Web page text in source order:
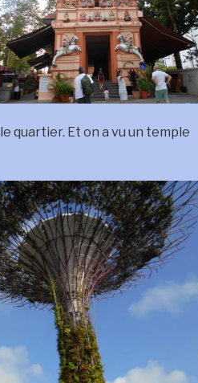
quartier. Et on a vu un temple